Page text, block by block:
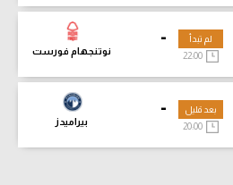
-
نوتنجهام فورست
لم تبدأ
-
بيراميدز
بعد قليل